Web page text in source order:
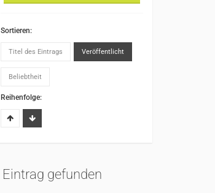
Sortieren:
Titel des Eintrags Veröffentlicht
Beliebtheit
Reihenfolge:
Eintrag gefunden